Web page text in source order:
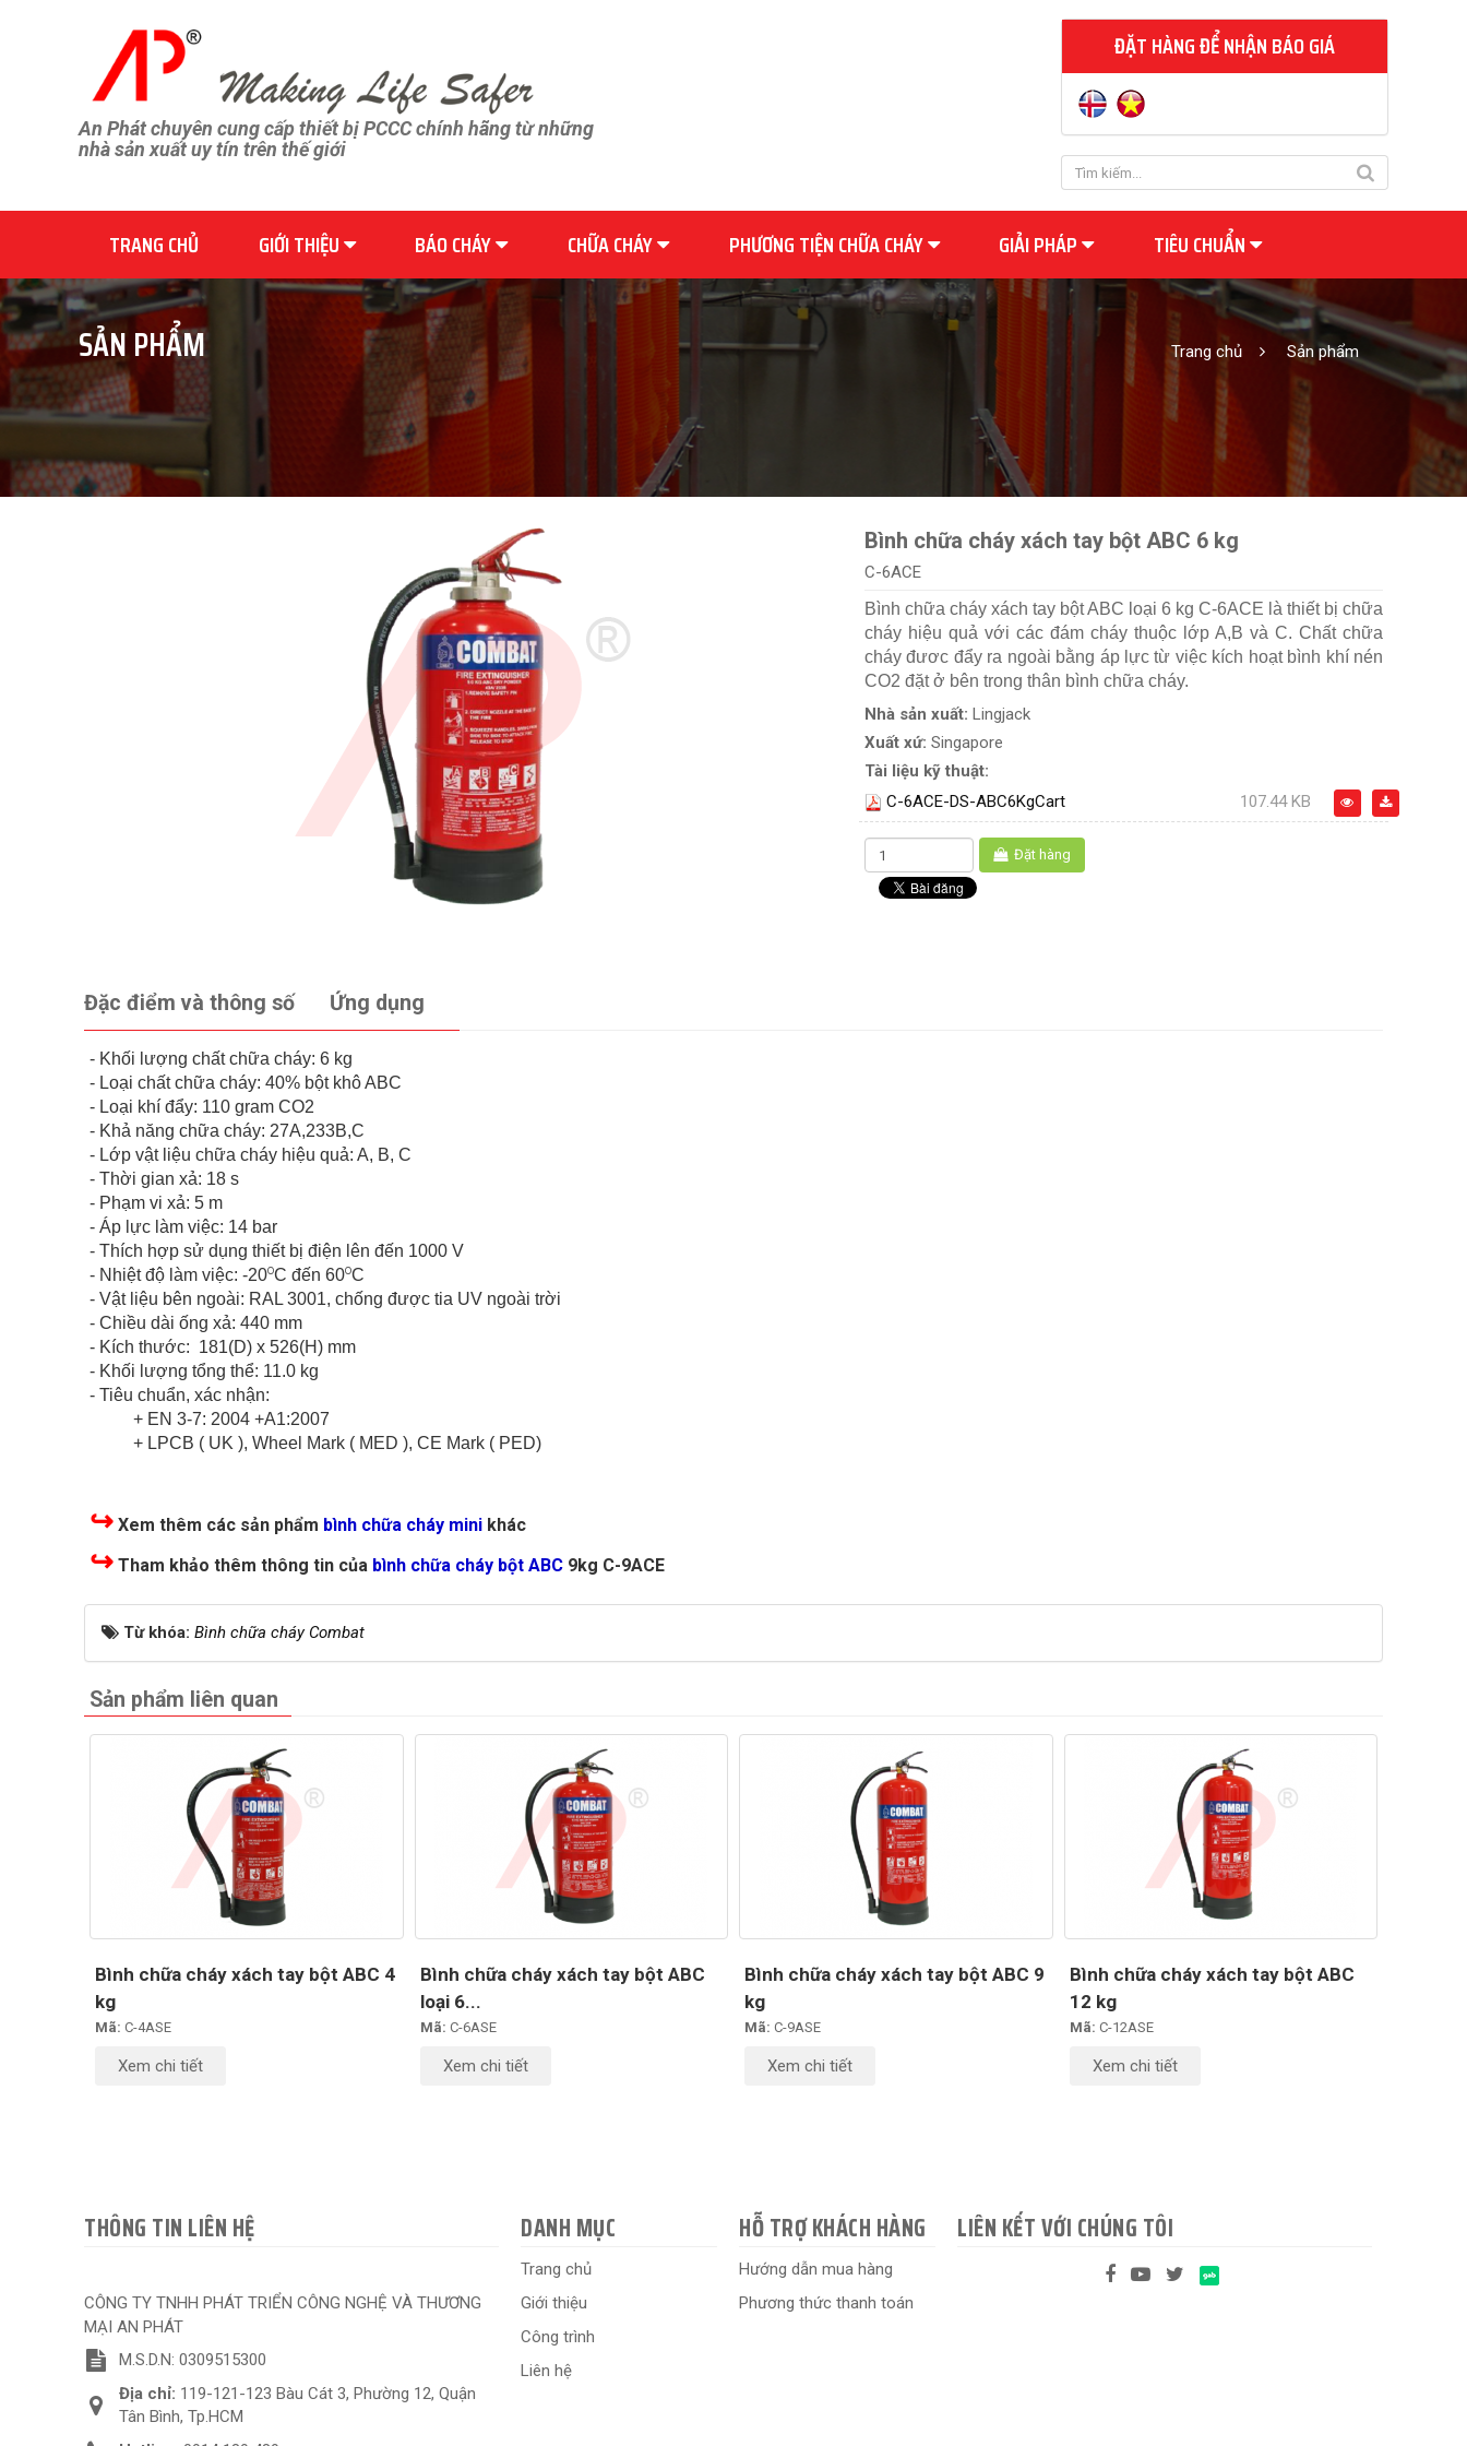
An Phát chuyên cung cấp thiết bị PCCC chính hãng từ những
nhà sản xuất uy tín trên thế giới
ĐẶT HÀNG ĐỂ NHẬN BÁO GIÁ
TRANG CHỦ GIỚI THIỆU BÁO CHÁY CHỮA CHÁY PHƯƠNG TIỆN CHỮA CHÁY GIẢI PHÁP TIÊU CHUẨN
SẢN PHẨM Trang chủ Sản phẩm
Bình chữa cháy xách tay bột ABC 6 kg
C-6ACE
Bình chữa cháy xách tay bột ABC loại 6 kg C-6ACE là thiết bị chữa
cháy hiệu quả với các đám cháy thuộc lớp A,B và C. Chất chữa
cháy đươc đẩy ra ngoài bằng áp lực từ việc kích hoạt bình khí nén
CO2 đặt ở bên trong thân bình chữa cháy.
Nhà sản xuất: Lingjack
Xuất xứ: Singapore
Tài liệu kỹ thuật:
C-6ACE-DS-ABC6KgCart
107.44 KB
Đặt hàng
Đặc điểm và thông số Ứng dụng
- Khối lượng chất chữa cháy: 6 kg
- Loại chất chữa cháy: 40% bột khô ABC
- Loại khí đẩy: 110 gram CO2
- Khả năng chữa cháy: 27A,233B,C
- Lớp vật liệu chữa cháy hiệu quả: A, B, C
- Thời gian xả: 18 s
- Phạm vi xả: 5 m
- Áp lực làm việc: 14 bar
- Thích hợp sử dụng thiết bị điện lên đến 1000 V
- Nhiệt độ làm việc: -20oC đến 60oC
- Vật liệu bên ngoài: RAL 3001, chống được tia UV ngoài trời
- Chiều dài ống xả: 440 mm
- Kích thước: 181(D) x 526(H) mm
- Khối lượng tổng thể: 11.0 kg
- Tiêu chuẩn, xác nhận:
+ EN 3-7: 2004 +A1:2007
+ LPCB ( UK ), Wheel Mark ( MED ), CE Mark ( PED)
↪ Xem thêm các sản phẩm bình chữa cháy mini khác
↪ Tham khảo thêm thông tin của bình chữa cháy bột ABC 9kg C-9ACE
Từ khóa: Bình chữa cháy Combat
Sản phẩm liên quan
Bình chữa cháy xách tay bột ABC 4
kg
Mã: C-4ASE
Xem chi tiết
Bình chữa cháy xách tay bột ABC
loại 6...
Mã: C-6ASE
Xem chi tiết
Bình chữa cháy xách tay bột ABC 9
kg
Mã: C-9ASE
Xem chi tiết
Bình chữa cháy xách tay bột ABC
12 kg
Mã: C-12ASE
Xem chi tiết
THÔNG TIN LIÊN HỆ
CÔNG TY TNHH PHÁT TRIỂN CÔNG NGHỆ VÀ THƯƠNG
MẠI AN PHÁT
M.S.D.N: 0309515300
Địa chỉ: 119-121-123 Bàu Cát 3, Phường 12, Quận
Tân Bình, Tp.HCM
DANH MỤC
Trang chủ
Giới thiệu
Công trình
Liên hệ
HỖ TRỢ KHÁCH HÀNG
Hướng dẫn mua hàng
Phương thức thanh toán
LIÊN KẾT VỚI CHÚNG TÔI